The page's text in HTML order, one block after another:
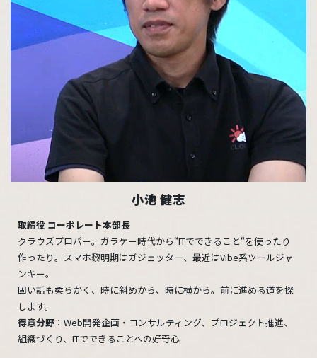
小池 健志
取締役 コーポレート本部長
クラウズプロパー。ガラケー時代から“ITでできること“を使ったり
作ったり。スマホ黎明期はガジェッター、最近はVibe系ツールジャ
ンキー。
固い話も柔らかく、時に斜めから、時に横から。前に進める道を探
します。
得意分野 ：Web開発企画・コンサルティング、プロジェクト推進、
組織づくり、ITでできることへの好奇心